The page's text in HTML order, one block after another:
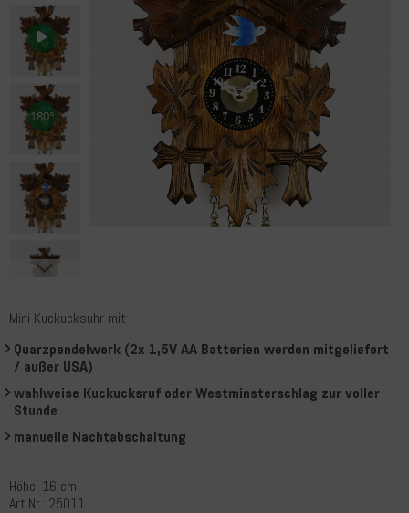
Mini Kuckucksuhr mit
Quarzpendelwerk (2x 1,5V AA Batterien werden mitgeliefert
/ außer USA)
wahlweise Kuckucksruf oder Westminsterschlag zur voller
Stunde
manuelle Nachtabschaltung
Höhe: 16 cm
Art.Nr.: 25011